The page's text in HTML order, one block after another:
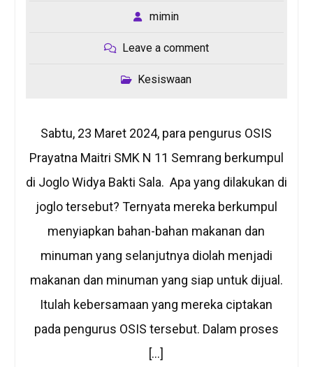
mimin
Leave a comment
Kesiswaan
Sabtu, 23 Maret 2024, para pengurus OSIS
Prayatna Maitri SMK N 11 Semrang berkumpul
di Joglo Widya Bakti Sala. Apa yang dilakukan di
joglo tersebut? Ternyata mereka berkumpul
menyiapkan bahan-bahan makanan dan
minuman yang selanjutnya diolah menjadi
makanan dan minuman yang siap untuk dijual.
Itulah kebersamaan yang mereka ciptakan
pada pengurus OSIS tersebut. Dalam proses
[…]